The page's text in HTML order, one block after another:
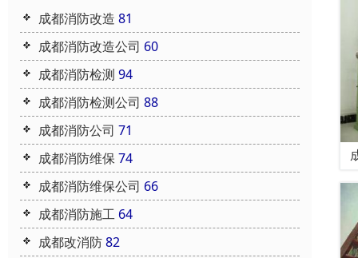
成都消防改造 81
成都消防改造公司 60
成都消防检测 94
成都消防检测公司 88
成都消防公司 71
成都消防维保 74
成都消防维保公司 66
成都消防施工 64
成都改消防82